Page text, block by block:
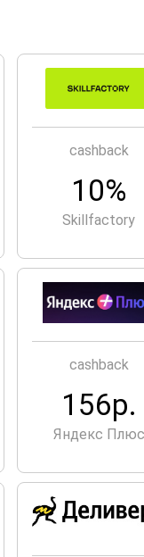
cashback
10%
Skillfactory
cashback
156р.
Яндекс Плюс